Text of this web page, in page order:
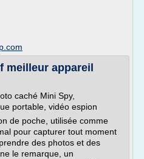
meilleur appareil
caché Mini Spy,
portable, vidéo espion
de poche, utilisée comme
pour capturer tout moment
des photos et des
le remarque, un